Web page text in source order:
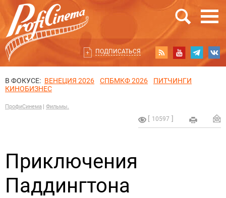
ПОДПИСАТЬСЯ
В ФОКУСЕ: ВЕНЕЦИЯ 2026 СПБМКФ 2026
ПИТЧИНГИ
КИНОБИЗНЕС
ПрофиСинема Фильмы.
10597
Приключения
Паддингтона